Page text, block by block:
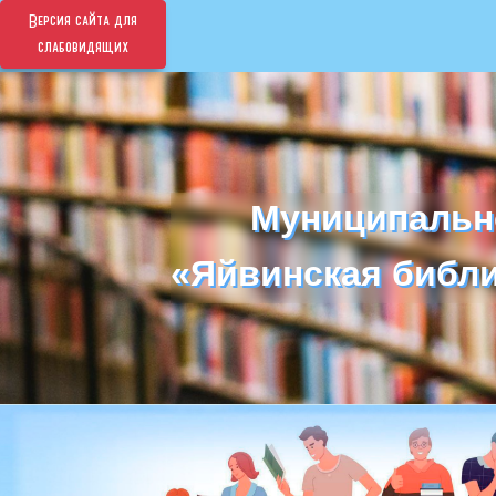
Версия сайта для
слабовидящих
«Яйвинская
«Яйвинская